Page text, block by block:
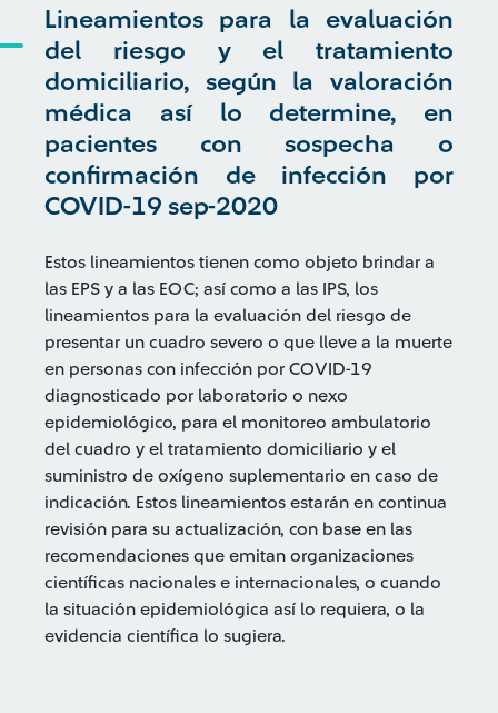
Lineamientos para la evaluación
del riesgo y el tratamiento
domiciliario, según la valoración
médica así lo determine, en
pacientes con sospecha o
confirmación de infección por
COVID-19 sep-2020
Estos lineamientos tienen como objeto brindar a
las EPS y a las EOC; así como a las IPS, los
lineamientos para la evaluación del riesgo de
presentar un cuadro severo o que lleve a la muerte
en personas con infección por COVID-19
diagnosticado por laboratorio o nexo
epidemiológico, para el monitoreo ambulatorio
del cuadro y el tratamiento domiciliario y el
suministro de oxígeno suplementario en caso de
indicación. Estos lineamientos estarán en continua
revisión para su actualización, con base en las
recomendaciones que emitan organizaciones
científicas nacionales e internacionales, o cuando
la situación epidemiológica así lo requiera, o la
evidencia científica lo sugiera.